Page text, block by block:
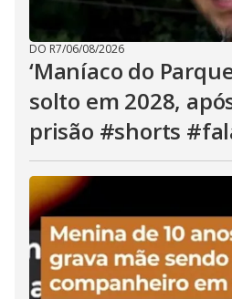
DO R7/06/08/2026
‘Maníaco do
solto em 2028,
prisão #shorts